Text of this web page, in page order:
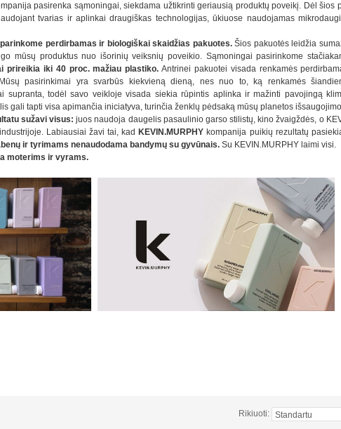
pasirenka sąmoningai, siekdama užtikrinti geriausią produktų poveikį. Dėl šios
tvarias ir aplinkai draugiškas technologijas, ūkiuose naudojamas
perdirbamas ir biologiškai skaidžias pakuotes.Šios pakuotės leidžia
mūsų produktus nuo išorinių veiksnių poveikio. Sąmoningai pasirinkome
prireikia iki 40 proc. mažiau plastiko. Antrinei pakuotei visada renkamės
pasirinkimai yra svarbūs kiekvieną dieną, nes nuo to, ką renkamės
supranta, todėl savo veikloje visada siekia rūpintis aplinka ir mažinti pavojingą
gali tapti visa apimančia iniciatyva, turinčia ženklų pėdsaką mūsų planetos
sužavi visus: juos naudoja daugelis pasaulinio garso stilistų, kino žvaigždės, o
Labiausiai žavi tai, kad KEVIN.MURPHY kompanija puikių rezultatų
ir tyrimams nenaudodama bandymų su gyvūnais. Su KEVIN.MURPHY laimi visi.
moterims ir vyrams.
Rikiuoti: